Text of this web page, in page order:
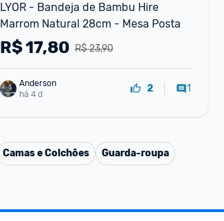
LYOR - Bandeja de Bambu Hire
Marrom Natural 28cm - Mesa Posta
R$ 23,90
R$17,80
Anderson
há 4 d
2 1
Camas e Colchões Guarda-roupa